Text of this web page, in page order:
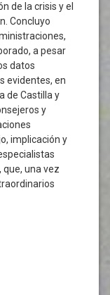
de la crisis y el
Concluyo
a pesar
datos
evidentes, en
de Castilla y
y
implicación y
que, una vez